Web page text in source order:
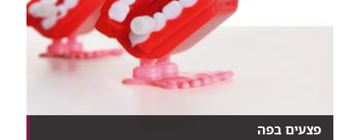
פצעים בפה